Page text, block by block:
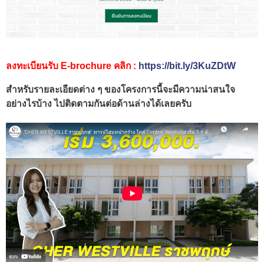
ลงทะเบียนรับ E-brochure คลิก : https://bit.ly/3KuZDtW
สำหรับรายละเอียดต่าง ๆ ของโครงการนี้จะมีความน่าสนใจ
อย่างไรบ้าง ไปติดตามกันต่อด้านล่างได้เลยครับ